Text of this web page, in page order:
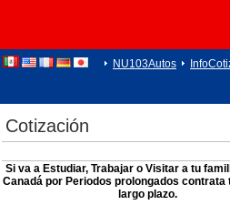
NU103Autos
Cotización
Si va a Estudiar, Trabajar o Visitar a tu
Canadá por Periodos prolongados contrata
largo plazo.